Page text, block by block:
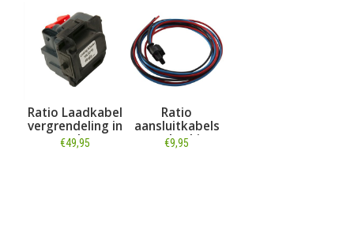
Ratio Laadkabel
vergrendeling in
outlet
€49,95
Ratio
aansluitkabels
voor Locking
Actuator
€9,95